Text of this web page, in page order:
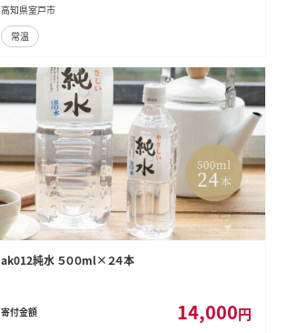
高知県室戸市
常温
ak012純水 ５００ml×２４本
寄付金額 14,000円